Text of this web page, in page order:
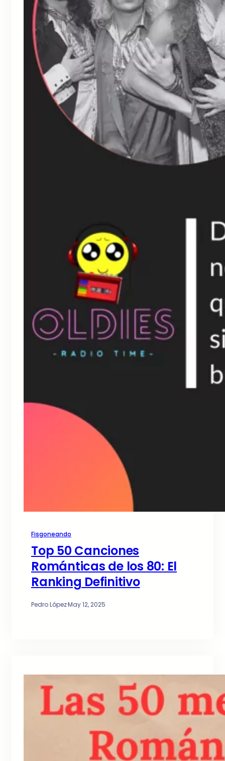
Fisgoneando
Top 50 Canciones
Románticas de los 80: El
Ranking Definitivo
Pedro López·May 12, 2025